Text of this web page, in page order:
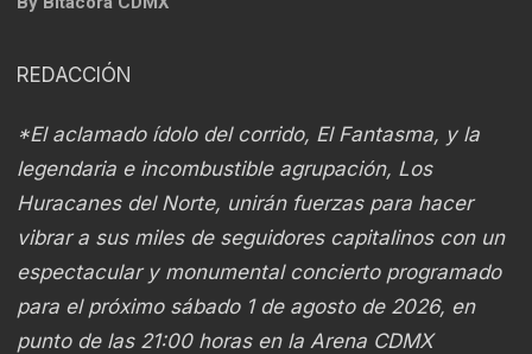
REDACCIÓN
*El aclamado ídolo del corrido, El Fantasma, y la
legendaria e incombustible agrupación, Los
Huracanes del Norte, unirán fuerzas para hacer
vibrar a sus miles de seguidores capitalinos con un
espectacular y monumental concierto programado
para el próximo sábado 1 de agosto de 2026, en
punto de las 21:00 horas en la Arena CDMX